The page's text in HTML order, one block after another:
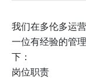
我们在多伦多运
一位有经验的管
下：
岗位职责